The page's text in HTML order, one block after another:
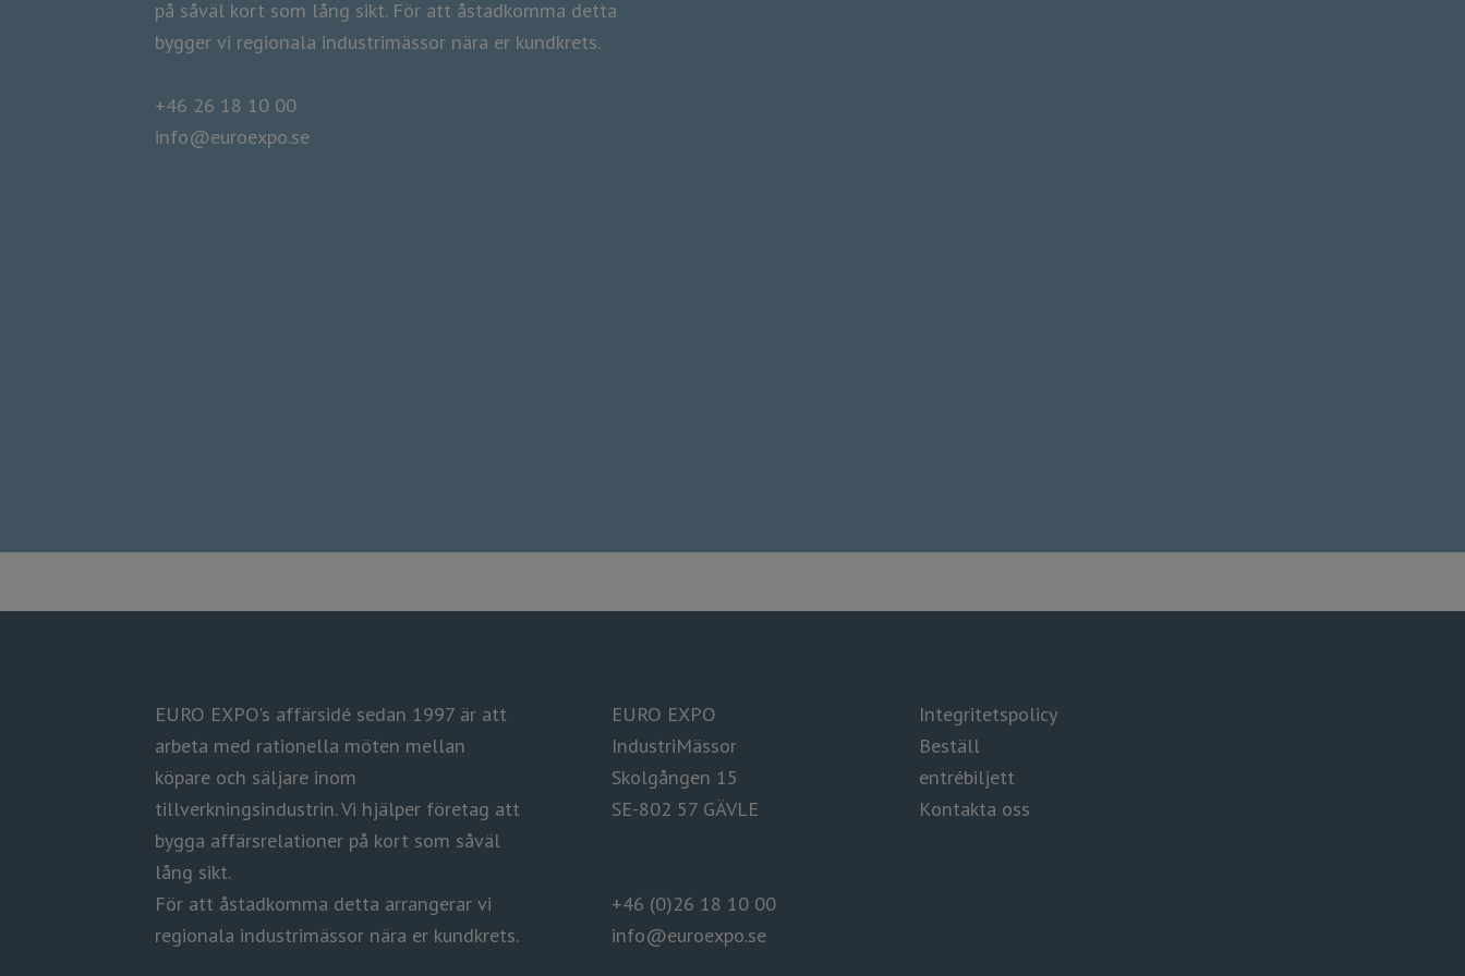
på såväl kort som lång sikt. För att åstadkomma detta
​​​​​​​bygger vi regionala industrimässor nära er kundkrets.
+46 26 18 10 00
info@euroexpo.se
EURO EXPO's affärsidé sedan 1997 är att
arbeta med rationella möten mellan
köpare och säljare inom
tillverkningsindustrin.​​​​​​​Vi hjälper företag att
bygga affärsrelationer på kort som såväl
lång sikt.
​​​​​​​För att åstadkomma detta arrangerar vi
regionala industrimässor nära er kundkrets.
EURO EXPO
IndustriMässor
Skolgången 15
SE-802 57 GÄVLE
+46 (0)26 18 10 00
info@euroexpo.se
Integritetspolicy​​​​​​
Beställ
entrébiljett
Kontakta oss